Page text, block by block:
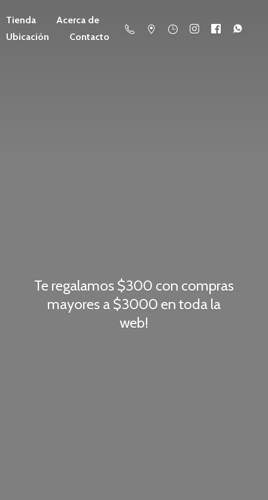
Tienda
Acerca de
Ubicación
Contacto
Te regalamos $300 con compras
mayores a $3000 en toda la
web!